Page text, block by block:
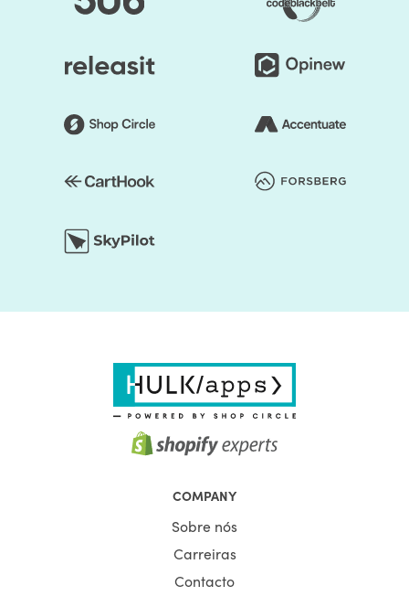
COMPANY
Sobre nós
Carreiras
Contacto